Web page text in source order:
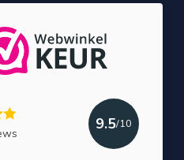
9.5/10